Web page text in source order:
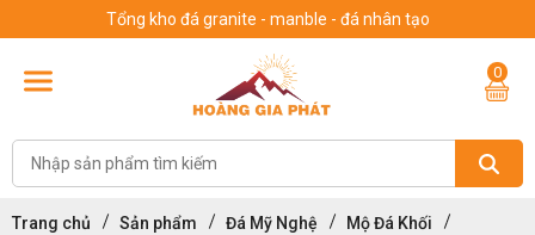
Tổng kho đá granite - manble - đá nhân tạo
0
Trang chủ Sản phẩm Đá Mỹ Nghệ
Mộ Đá Khối